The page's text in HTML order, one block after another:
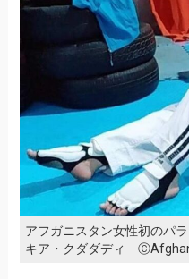
アフガニスタン女性初のパ
キア・クダダディ